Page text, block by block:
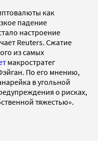
как
падение
настроение
Reuters. Сжатие
из самых
макростратег
По его мнению,
в угольной
о рисках,
тяжестью».